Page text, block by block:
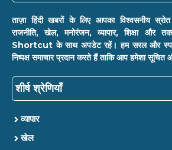
ताज़ा हिंदी खबरों के लिए आपका विश्वसनीय स्रोत
राजनीति, खेल, मनोरंजन, व्यापार, शिक्षा और
Shortcut के साथ अपडेट रहें। हम सरल और
निष्पक्ष समाचार प्रदान करते हैं ताकि आप हमेशा
शीर्ष श्रेणियाँ
व्यापार
खेल